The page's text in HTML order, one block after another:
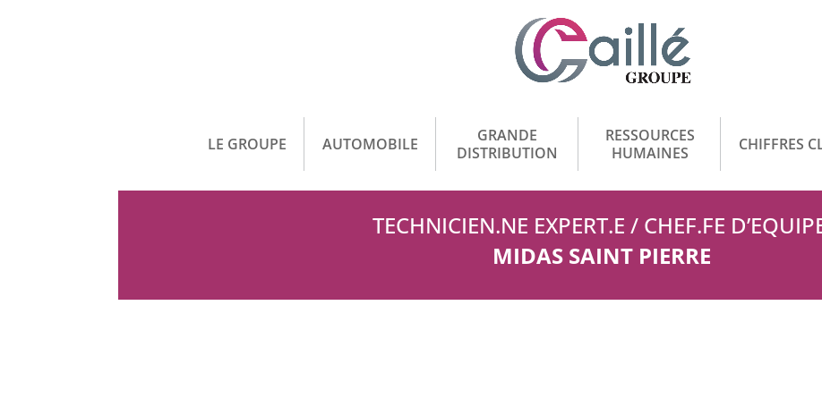
LE GROUPE AUTOMOBILE
GRANDE
DISTRIBUTION
RESSOURCES
HUMAINES
CHIFFRES
TECHNICIEN.NE EXPERT.E / CHEF.FE
MIDAS SAINT PIERRE